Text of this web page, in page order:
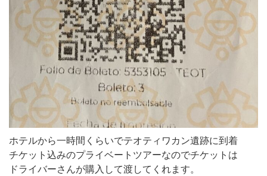
ホテルから一時間くらいでテオティワカン遺跡に到着
チケット込みのプライベートツアーなのでチケットは
ドライバーさんが購入して渡してくれます。